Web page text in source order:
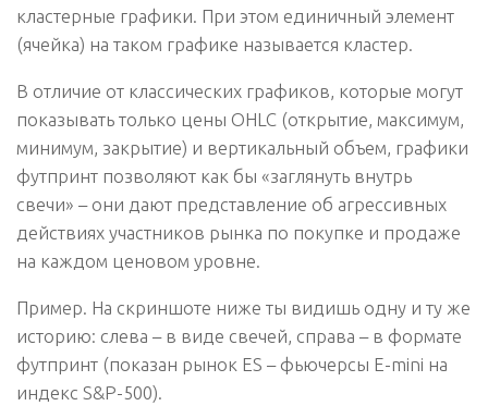
кластерные графики. При этом единичный элемент
(ячейка) на таком графике называется кластер.
В отличие от классических графиков, которые могут
показывать только цены OHLC (открытие, максимум,
минимум, закрытие) и вертикальный объем, графики
футпринт позволяют как бы «заглянуть внутрь
свечи» – они дают представление об агрессивных
действиях участников рынка по покупке и продаже
на каждом ценовом уровне.
Пример. На скриншоте ниже ты видишь одну и ту же
историю: слева – в виде свечей, справа – в формате
футпринт (показан рынок ES – фьючерсы E-mini на
индекс S&P-500).